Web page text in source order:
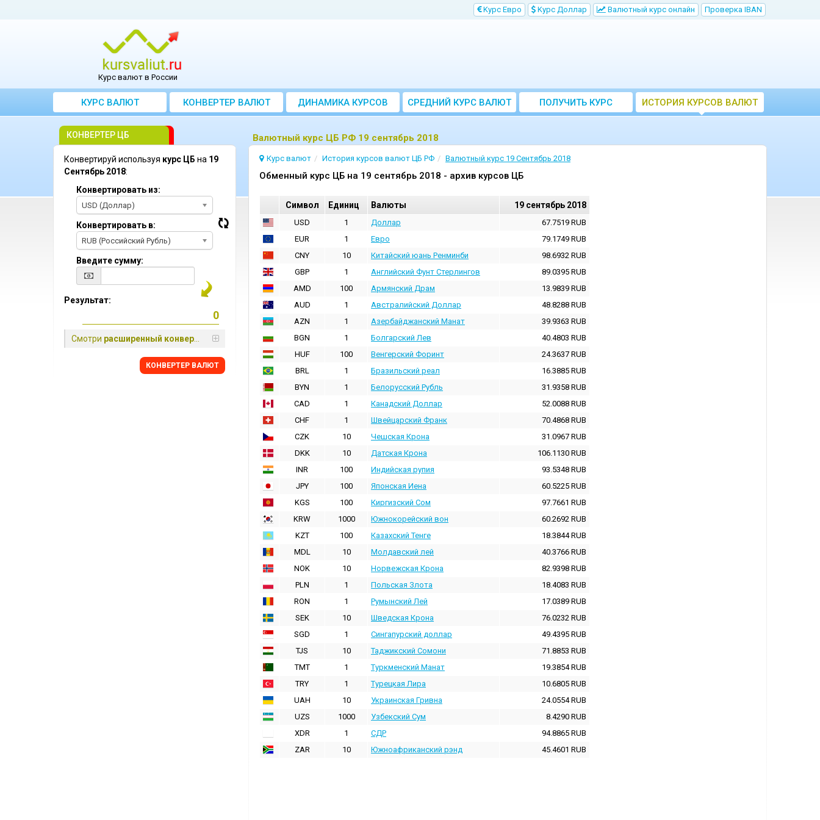
Kурс Евро Kурс Доллар Bалютный курс онлайн Проверка IBAN
Курс валют в России
КУРС ВАЛЮТ КОНВЕРТЕР ВАЛЮТ ДИНАМИКА КУРСОВ
CРЕДНИЙ КУРС ВАЛЮТ
ЗА МЕСЯЦ
ПОЛУЧИТЬ КУРС
ВАЛЮТ ЦБ
ИСТОРИЯ КУРСОВ ВАЛЮТ
ЦБ РФ
Bалютный курс ЦБ РФ 19 сентябрь 2018
Курс валют История курсов валют ЦБ РФ Валютный курс 19 Сентябрь 2018
Oбменный курс ЦБ на 19 сентябрь 2018 - архив курсов ЦБ
Cимвол Единиц Валюты 19 сентябрь 2018
USD 1 Доллар 67.7519 RUB
EUR
1 Евро 79.1749 RUB
CNY
10 Китайский юань Ренминби 98.6932 RUB
GBP
1 Английский Фунт Стерлингов 89.0395 RUB
AMD
100 Армянский Драм 13.9839 RUB
AUD
1 Австралийский Доллар 48.8288 RUB
AZN
1 Азербайджанский Манат 39.9363 RUB
BGN
1 Болгарский Лев 40.4803 RUB
HUF
100 Венгерский Форинт 24.3637 RUB
BRL
1 Бразильский реал 16.3885 RUB
BYN
1 Белорусский Рубль 31.9358 RUB
CAD
1 Канадский Доллар 52.0088 RUB
CHF
1 Швейцарский Франк 70.4868 RUB
CZK
10 Чешская Крона 31.0967 RUB
DKK
10 Датская Крона 106.1130 RUB
INR
100 Индийская pупия 93.5348 RUB
JPY
100 Японская Иена 60.5225 RUB
KGS
100 Киргизский Сом 97.7661 RUB
KRW
1000 Южнокорейский вон 60.2692 RUB
KZT
100 Казахский Тенге 18.3844RUB
MDL
10 Молдавский лей 40.3766 RUB
NOK
10 Норвежская Крона 82.9398 RUB
PLN
1 Польская Злота 18.4083 RUB
RON
1 Румынский Лей 17.0389 RUB
SEK
10 Шведская Крона 76.0232 RUB
SGD
1 Сингапурский доллар 49.4395 RUB
TJS
10 Таджикский Сомони 71.8853 RUB
TMT
1 Туркменский Манат 19.3854RUB
TRY
1 Турецкая Лира 10.6805 RUB
UAH
10 Украинская Гривна 24.0554RUB
UZS
1000 Узбекский Сум 8.4290 RUB
XDR
1 СДР 94.8865 RUB
ZAR
10 Южноафриканский рэнд 45.4601 RUB
КОНВЕРТЕР ЦБ
Конвертируй используя курс ЦБ на 19
Сентябрь 2018:
Конвертировать из:
USD (Доллар)
Конвертировать в:
RUB (Российский Рубль)
Введите сумму:
Результат:
Смотри расширенный конвертер
КОНВЕРТЕР ВАЛЮТ